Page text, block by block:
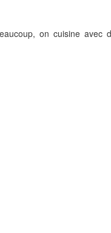
on cuisine avec